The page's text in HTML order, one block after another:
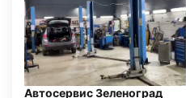
Автосервис Зеленоград